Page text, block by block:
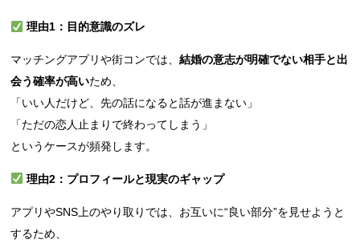
理由1：目的意識のズレ
マッチングアプリや街コンでは、結婚の意志が明確でない相手と出
会う確率が高いため、
「いい人だけど、先の話になると話が進まない」
「ただの恋人止まりで終わってしまう」
というケースが頻発します。
理由2：プロフィールと現実のギャップ
アプリやSNS上のやり取りでは、お互いに“良い部分”を見せようと
するため、